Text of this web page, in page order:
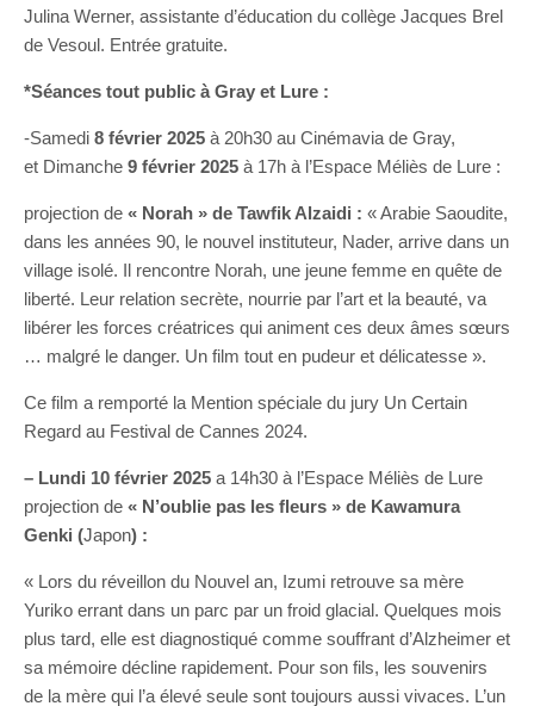
Julina Werner, assistante d’éducation du collège Jacques Brel
de Vesoul. Entrée gratuite.
*Séances tout public à Gray et Lure :
-Samedi 8 février 2025 à 20h30 au Cinémavia de Gray,
et Dimanche 9 février 2025 à 17h à l’Espace Méliès de Lure :
projection de « Norah » de Tawfik Alzaidi : « Arabie Saoudite,
dans les années 90, le nouvel instituteur, Nader, arrive dans un
village isolé. Il rencontre Norah, une jeune femme en quête de
liberté. Leur relation secrète, nourrie par l’art et la beauté, va
libérer les forces créatrices qui animent ces deux âmes sœurs
… malgré le danger. Un film tout en pudeur et délicatesse ».
Ce film a remporté la Mention spéciale du jury Un Certain
Regard au Festival de Cannes 2024.
– Lundi 10 février 2025 a 14h30 à l’Espace Méliès de Lure
projection de « N’oublie pas les fleurs » de Kawamura
Genki (Japon) :
« Lors du réveillon du Nouvel an, Izumi retrouve sa mère
Yuriko errant dans un parc par un froid glacial. Quelques mois
plus tard, elle est diagnostiqué comme souffrant d’Alzheimer et
sa mémoire décline rapidement. Pour son fils, les souvenirs
de la mère qui l’a élevé seule sont toujours aussi vivaces. L’un